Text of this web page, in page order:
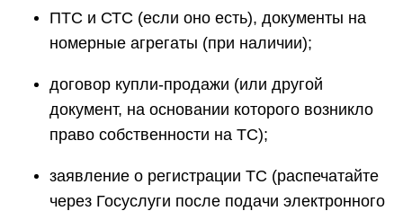
ПТС и СТС (если оно есть), документы на
номерные агрегаты (при наличии);
договор купли-продажи (или другой
документ, на основании которого возникло
право собственности на ТС);
заявление о регистрации ТС (распечатайте
через Госуслуги после подачи электронного